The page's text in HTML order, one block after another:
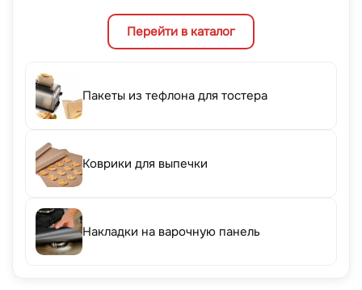
Перейти в каталог
Пакеты из тефлона для тостера
Коврики для выпечки
Накладки на варочную панель